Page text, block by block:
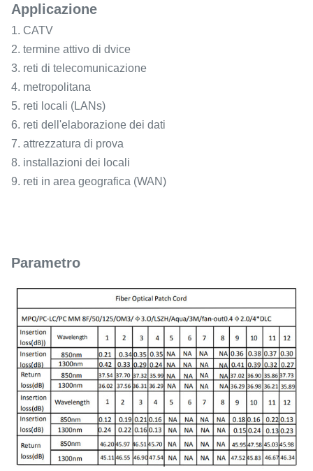
Applicazione
1. CATV
2. termine attivo di dvice
3. reti di telecomunicazione
4. metropolitana
5. reti locali (LANs)
6. reti dell'elaborazione dei dati
7. attrezzatura di prova
8. installazioni dei locali
9. reti in area geografica (WAN)
Parametro